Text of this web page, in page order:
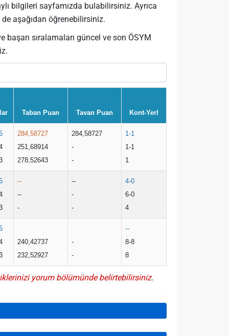
bilgileri sayfamızda bulabilirsiniz. Ayrıca
aşağıdan öğrenebilirsiniz.
sıralamaları güncel ve son ÖSYM
Taban Puan Tavan Puan Kont-Yerl
284,58727
251,68914
278,52643
284,58727
-
-
1-1
1-1
1
--
--
-
--
-
-
4-0
6-0
4
240,42737
232,52927
-
-
--
8-8
8
yorum bölümünde belirtebilirsiniz.